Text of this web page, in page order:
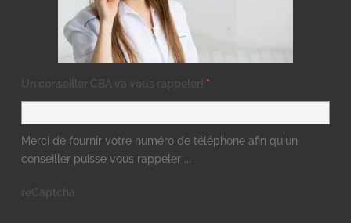
Un conseiller CBA va vous rappeler! *
Merci de fournir votre numéro de téléphone afin qu'un
conseiller puisse vous rappeler ...
reCaptcha